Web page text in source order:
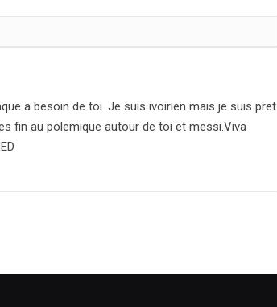
a besoin de toi .Je suis ivoirien mais je suis pret
fin au polemique autour de toi et messi.Viva